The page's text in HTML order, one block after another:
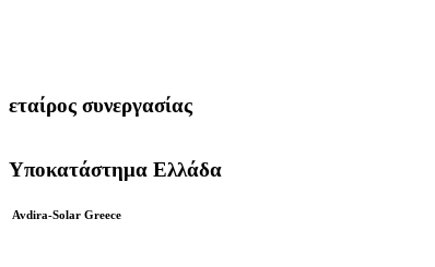
εταίρος συνεργασίας
Υποκατάστημα Ελλάδα
Avdira-Solar Greece